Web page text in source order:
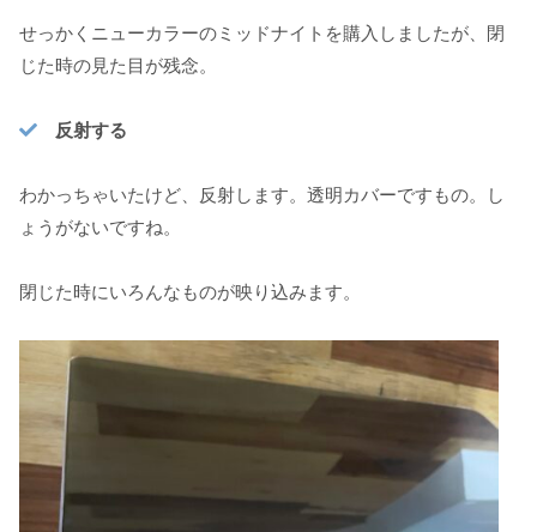
せっかくニューカラーのミッドナイトを購入しましたが、閉
じた時の見た目が残念。
反射する
わかっちゃいたけど、反射します。透明カバーですもの。し
ょうがないですね。
閉じた時にいろんなものが映り込みます。